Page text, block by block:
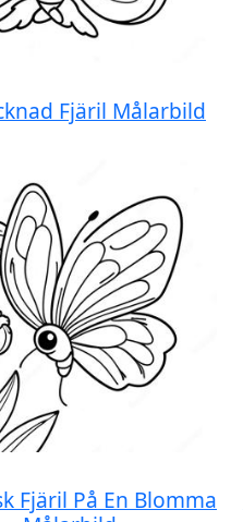
Fjäril Målarbild
Fjäril På En Blomma